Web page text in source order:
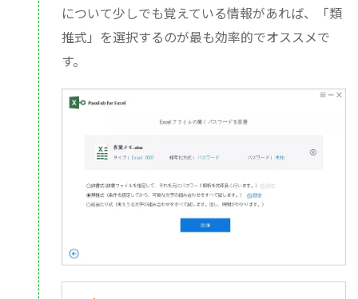
について少しでも覚えている情報があれば、「類
推式」を選択するのが最も効率的でオススメで
す。